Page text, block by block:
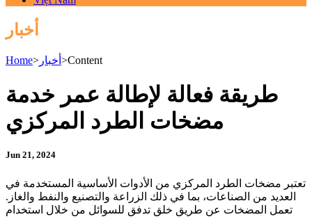
أخبار
Home> أخبار >Content
طريقة فعالة لإطالة عمر خدمة
مضخات الطرد المركزي
Jun 21, 2024
تعتبر مضخات الطرد المركزي من الأدوات الأساسية المستخدمة في
العديد من الصناعات، بما في ذلك الزراعة والتصنيع والنفط والغاز.
تعمل المضخات عن طريق خلق تدفق للسوائل من خلال استخدام